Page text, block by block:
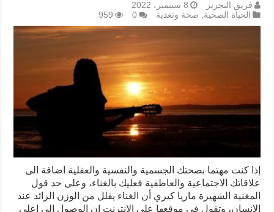
فريق التحرير
8 سبتمبر، 2022
الحياة الصحية, صحة وتغذية 0
959
إذا كنت مهتما بصحتك الجسمية والنفسية والعقلية اضافة الى
علاقاتك الاجتماعية والعاطفية فعليك بالغناء، وعلى حد قول
المغنية الشهيرة ماريا كيري أن الغناء يقلل من الوزن الزائد عند
الانسان، وتقول في موقعها على الانترنت ان الوصول الى اعلى